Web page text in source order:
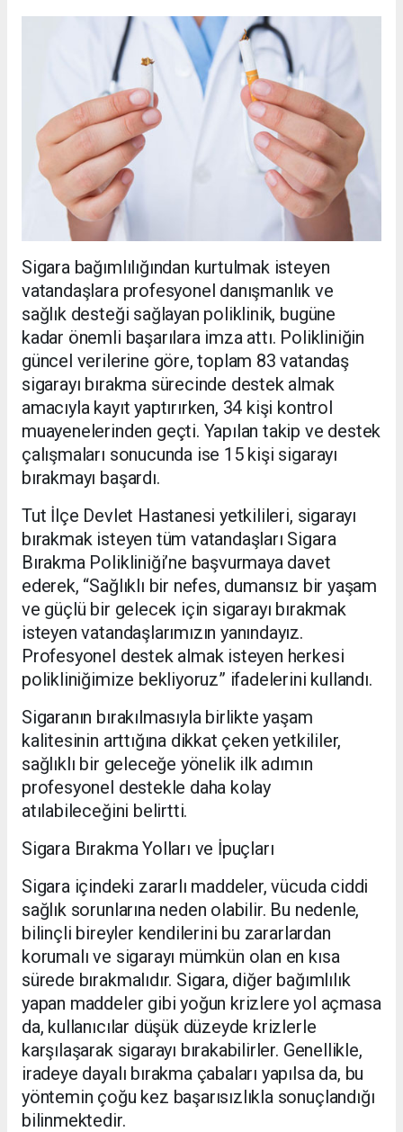
Sigara bağımlılığından kurtulmak isteyen
vatandaşlara profesyonel danışmanlık ve
sağlık desteği sağlayan poliklinik, bugüne
kadar önemli başarılara imza attı. Polikliniğin
güncel verilerine göre, toplam 83 vatandaş
sigarayı bırakma sürecinde destek almak
amacıyla kayıt yaptırırken, 34 kişi kontrol
muayenelerinden geçti. Yapılan takip ve destek
çalışmaları sonucunda ise 15 kişi sigarayı
bırakmayı başardı.
Tut İlçe Devlet Hastanesi yetkilileri, sigarayı
bırakmak isteyen tüm vatandaşları Sigara
Bırakma Polikliniği’ne başvurmaya davet
ederek, “Sağlıklı bir nefes, dumansız bir yaşam
ve güçlü bir gelecek için sigarayı bırakmak
isteyen vatandaşlarımızın yanındayız.
Profesyonel destek almak isteyen herkesi
polikliniğimize bekliyoruz” ifadelerini kullandı.
Sigaranın bırakılmasıyla birlikte yaşam
kalitesinin arttığına dikkat çeken yetkililer,
sağlıklı bir geleceğe yönelik ilk adımın
profesyonel destekle daha kolay
atılabileceğini belirtti.
Sigara Bırakma Yolları ve İpuçları
Sigara içindeki zararlı maddeler, vücuda ciddi
sağlık sorunlarına neden olabilir. Bu nedenle,
bilinçli bireyler kendilerini bu zararlardan
korumalı ve sigarayı mümkün olan en kısa
sürede bırakmalıdır. Sigara, diğer bağımlılık
yapan maddeler gibi yoğun krizlere yol açmasa
da, kullanıcılar düşük düzeyde krizlerle
karşılaşarak sigarayı bırakabilirler. Genellikle,
iradeye dayalı bırakma çabaları yapılsa da, bu
yöntemin çoğu kez başarısızlıkla sonuçlandığı
bilinmektedir.